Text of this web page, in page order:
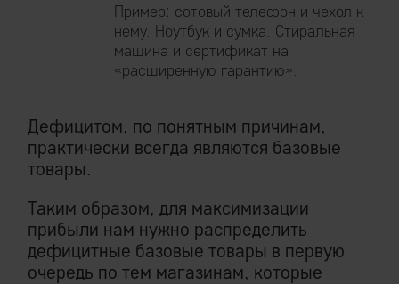
Пример: сотовый телефон и чехол к
нему. Ноутбук и сумка. Стиральная
машина и сертификат на
«расширенную гарантию».
Дефицитом, по понятным причинам,
практически всегда являются базовые
товары.
Таким образом, для максимизации
прибыли нам нужно распределить
дефицитные базовые товары в первую
очередь по тем магазинам, которые